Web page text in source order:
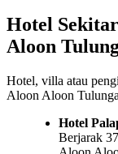
Hotel
Aloon
Hotel, villa atau
Aloon Aloon
Hotel
Berjarak